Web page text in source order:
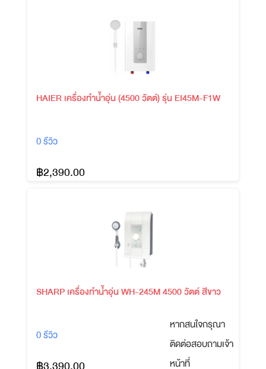
HAIER เครื่องทำน้ำอุ่น (4500 วัตต์) รุ่น EI45M-F1W
0 รีวิว
฿2,390.00
SHARP เครื่องทำน้ำอุ่น WH-245M 4500 วัตต์ สีขาว
0 รีวิว
หากสนใจกรุณา
ติดต่อสอบถามเจ้า
หน้าที่